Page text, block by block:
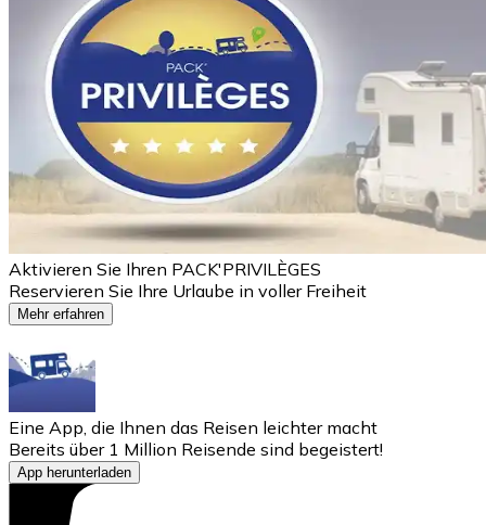
Aktivieren Sie Ihren PACK'PRIVILÈGES
Reservieren Sie Ihre Urlaube in voller Freiheit
Mehr erfahren
Eine App, die Ihnen das Reisen leichter macht
Bereits über 1 Million Reisende sind begeistert!
App herunterladen